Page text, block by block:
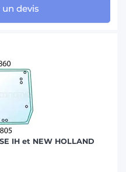
devis
IH et NEW HOLLAND